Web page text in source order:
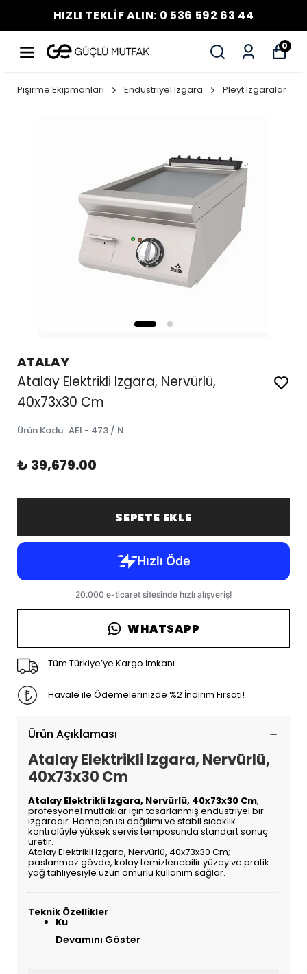
HIZLI TEKLİF ALIN: 0 536 592 63 44
0
Pişirme Ekipmanları Endüstriyel Izgara Pleyt Izgaralar
ATALAY
Atalay Elektrikli Izgara, Nervürlü,
40x73x30 Cm
Ürün Kodu: AEI - 473 / N
₺ 39,679.00
SEPETE EKLE
WHATSAPP
Tüm Türkiye’ye Kargo İmkanı
Havale ile Ödemelerinizde %2 İndirim Fırsatı!
Ürün Açıklaması
Atalay Elektrikli Izgara, Nervürlü,
40x73x30 Cm
Atalay Elektrikli Izgara, Nervürlü, 40x73x30 Cm,
profesyonel mutfaklar için tasarlanmış endüstriyel bir
ızgaradır. Homojen ısı dağılımı ve stabil sıcaklık
kontrolüyle yüksek servis temposunda standart sonuç
üretir.
Atalay Elektrikli Izgara, Nervürlü, 40x73x30 Cm;
paslanmaz gövde, kolay temizlenebilir yüzey ve pratik
yağ tahliyesiyle uzun ömürlü kullanım sağlar.
Teknik Özellikler
Ku
Devamını Göster